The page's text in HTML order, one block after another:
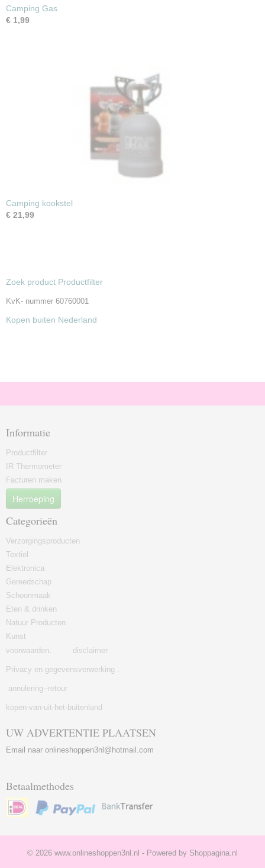
Camping Gas
€ 1,99
Camping kookstel
€ 21,99
Zoek product Productfilter
KvK- nummer 60760001
Kopen buiten Nederland
Informatie
Productfilter
IR Thermometer
Facturen maken
Herroeping
Categorieën
Verzorgingsproducten
Textiel
Elektronica
Gereedschap
Schoonmaak
Eten & drinken
Natuur Producten
Kunst
voorwaarden. disclaimer
Privacy en gegevensverwerking .
annulering--retour
kopen-van-uit-het-buitenland
UW ADVERTENTIE PLAATSEN
Email naar onlineshoppen3nl@hotmail.com
Betaalmethodes
© 2026 www.onlineshoppen3nl.nl - Powered by Shoppagina.nl